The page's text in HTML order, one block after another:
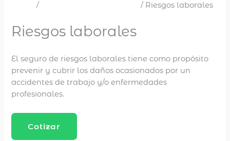
/ / Riesgos laborales
Riesgos laborales
El seguro de riesgos laborales tiene como propósito
prevenir y cubrir los daños ocasionados por un
accidentes de trabajo y/o enfermedades
profesionales.
Cotizar